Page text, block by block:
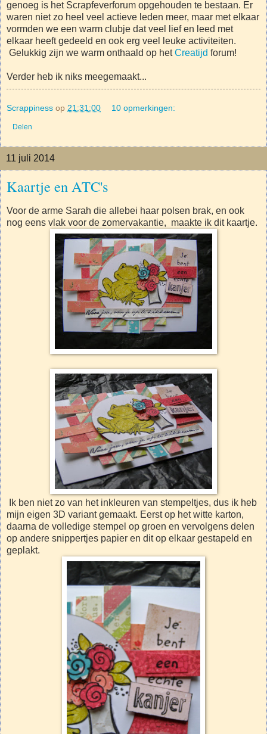
genoeg is het Scrapfeverforum opgehouden te bestaan. Er
waren niet zo heel veel actieve leden meer, maar met elkaar
vormden we een warm clubje dat veel lief en leed met
elkaar heeft gedeeld en ook erg veel leuke activiteiten.
Gelukkig zijn we warm onthaald op hetCreatijd forum!
Verder heb ik niks meegemaakt...
Scrappiness op 21:31:00 10 opmerkingen:
Delen
11 juli 2014
Kaartje en ATC's
Voor de arme Sarah die allebei haar polsen brak, en ook
nog eens vlak voor de zomervakantie, maakte ik dit kaartje.
Ik ben niet zo van het inkleuren van stempeltjes, dus ik heb
mijn eigen 3D variant gemaakt. Eerst op het witte karton,
daarna de volledige stempel op groen en vervolgens delen
op andere snippertjes papier en dit op elkaar gestapeld en
geplakt.